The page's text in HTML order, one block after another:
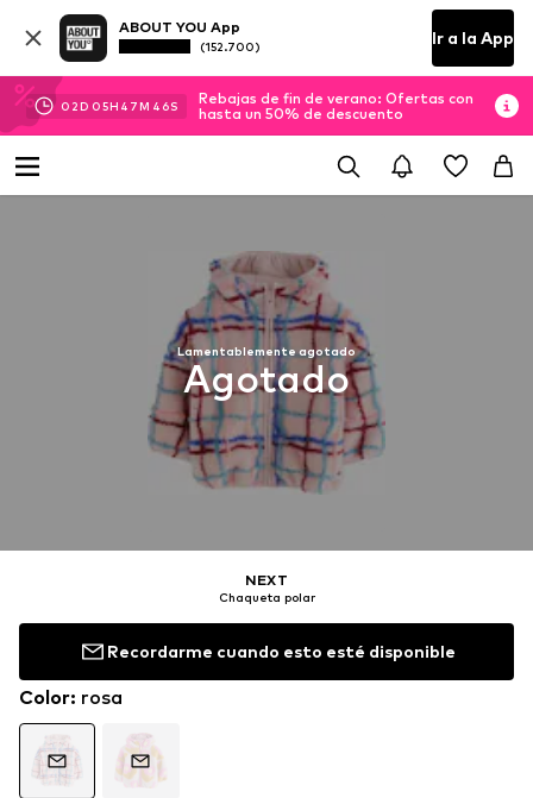
ABOUT YOU App
(152.700) Ir a la App
02D 05H 47M 46S
Rebajas de fin de verano: Ofertas con
hasta un 50% de descuento
Lamentablemente agotado
Agotado
NEXT
Chaqueta polar
Recordarme cuando esto esté disponible
Color: rosa